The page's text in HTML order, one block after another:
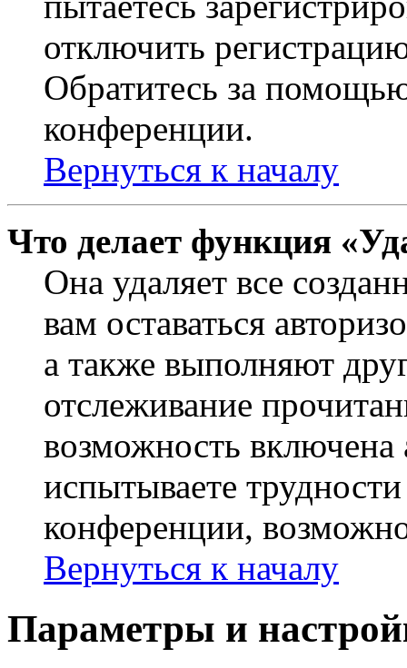
отключить
Обратитесь за
конференции.
Вернуться к началу
Что делает функция
Она удаляет все
вам оставаться
а также выполняют
отслеживание
возможность
испытываете
конференции,
Вернуться к началу
Параметры и